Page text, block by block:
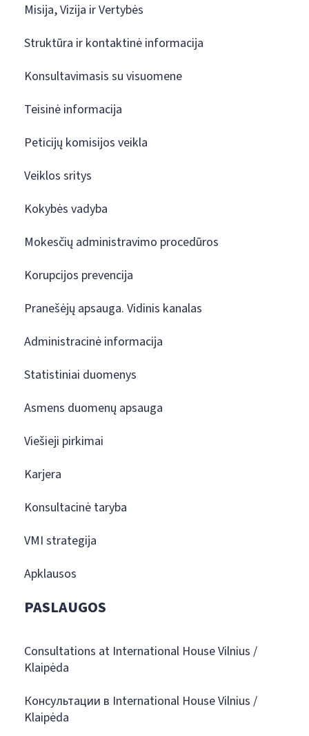
Misija, Vizija ir Vertybės
Struktūra ir kontaktinė informacija
Konsultavimasis su visuomene
Teisinė informacija
Peticijų komisijos veikla
Veiklos sritys
Kokybės vadyba
Mokesčių administravimo procedūros
Korupcijos prevencija
Pranešėjų apsauga. Vidinis kanalas
Administracinė informacija
Statistiniai duomenys
Asmens duomenų apsauga
Viešieji pirkimai
Karjera
Konsultacinė taryba
VMI strategija
Apklausos
PASLAUGOS
Consultations at International House Vilnius /
Klaipėda
Консультации в International House Vilnius /
Klaipėda